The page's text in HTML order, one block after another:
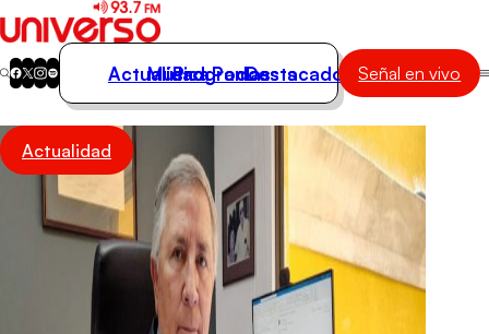
Actualidad
Música
Programas
Podcasts
Destacados
Actualidad
Música
Programas
Podcasts
Destacados Señal en vivo
Actualidad